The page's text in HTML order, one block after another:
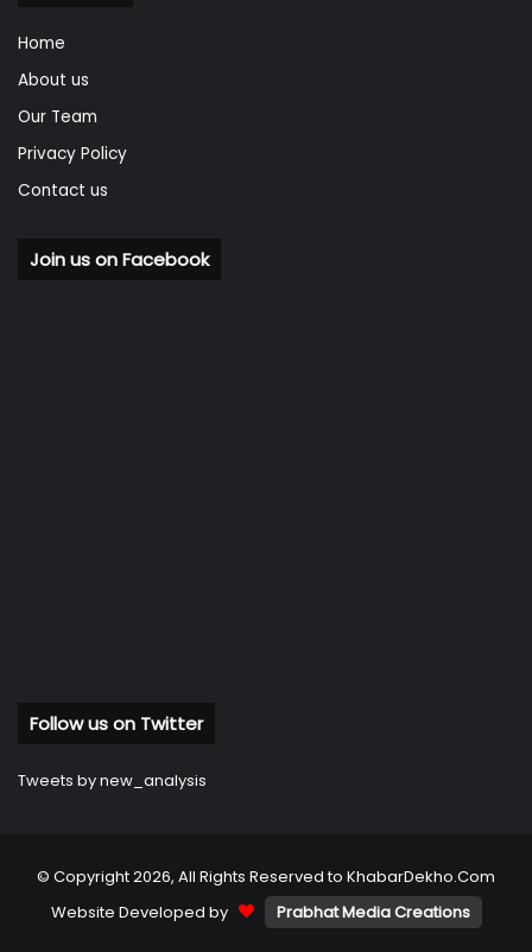
Home
About us
Our Team
Privacy Policy
Contact us
Join us on Facebook
Follow us on Twitter
Tweets by new_analysis
© Copyright 2026, All Rights Reserved to KhabarDekho.Com
Website Developed by
Prabhat Media Creations